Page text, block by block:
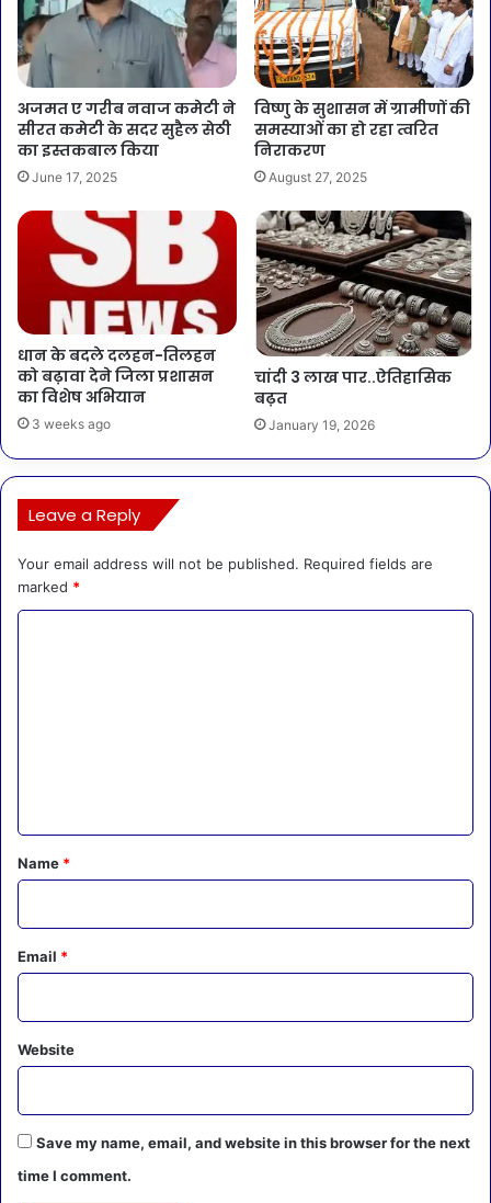
अजमत ए गरीब नवाज कमेटी ने
सीरत कमेटी के सदर सुहैल सेठी
का इस्तकबाल किया
June 17, 2025
विष्णु के सुशासन में ग्रामीणों की
समस्याओं का हो रहा त्वरित
निराकरण
August 27, 2025
धान के बदले दलहन-तिलहन
को बढ़ावा देने जिला प्रशासन
का विशेष अभियान
3 weeks ago
चांदी 3 लाख पार..ऐतिहासिक
बढ़त
January 19, 2026
Leave a Reply
Your email address will not be published. Required fields are
marked *
*
Name *
Email *
Website
Save my name, email, and website in this browser for the next
time I comment.